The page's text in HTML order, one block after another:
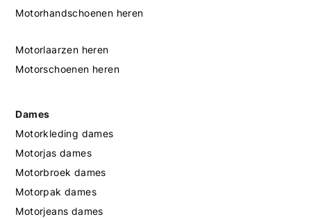
Motorhandschoenen heren
Motorlaarzen heren
Motorschoenen heren
Dames
Motorkleding dames
Motorjas dames
Motorbroek dames
Motorpak dames
Motorjeans dames